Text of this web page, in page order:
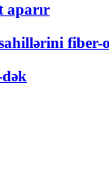
aparır